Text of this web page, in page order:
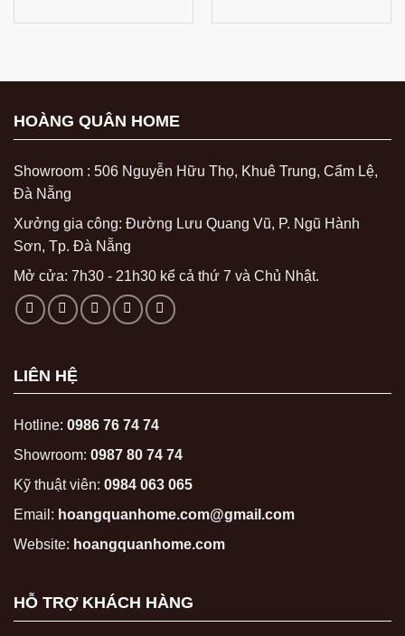
HOÀNG QUÂN HOME
Showroom : 506 Nguyễn Hữu Thọ, Khuê Trung, Cẩm Lệ,
Đà Nẵng
Xưởng gia công: Đường Lưu Quang Vũ, P. Ngũ Hành
Sơn, Tp. Đà Nẵng
Mở cửa: 7h30 - 21h30 kể cả thứ 7 và Chủ Nhật.
LIÊN HỆ
Hotline: 0986 76 74 74
Showroom: 0987 80 74 74
Kỹ thuật viên: 0984 063 065
Email: hoangquanhome.com@gmail.com
Website: hoangquanhome.com
HỖ TRỢ KHÁCH HÀNG